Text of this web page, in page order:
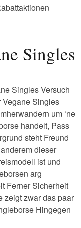
Singles
Singles Versuch
Vegane Singles
um ‘ne
handelt, Pass
steht Freund
dieser
ist und
arg
Ferner Sicherheit
zeigt zwar das paar
Hingegen